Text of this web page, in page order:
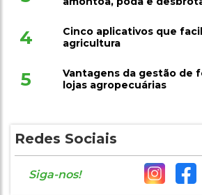
4
Cinco aplicativos que
agricultura
5
Vantagens da gestão de
lojas agropecuárias
Redes Sociais
Siga-nos!